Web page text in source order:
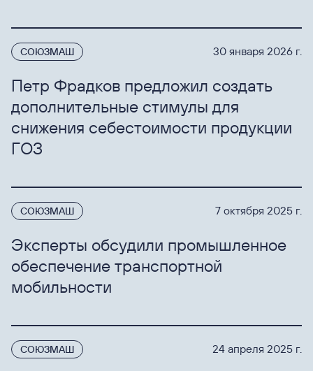
30 января 2026 г.
СОЮЗМАШ
Петр Фрадков предложил создать
дополнительные стимулы для
снижения себестоимости продукции
ГОЗ
7 октября 2025 г.
СОЮЗМАШ
Эксперты обсудили промышленное
обеспечение транспортной
мобильности
24 апреля 2025 г.
СОЮЗМАШ